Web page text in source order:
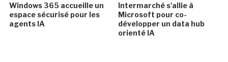
Windows 365 accueille un
espace sécurisé pour les
agents IA
Intermarché s'allie à
Microsoft pour co-
développer un data hub
orienté IA